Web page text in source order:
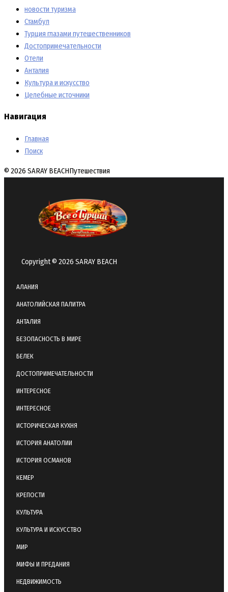
новости туризма
Стамбул
Турция глазами путешественников
Достопримечательности
Отели
Анталия
Культура и искусство
Целебные источники
Навигация
Главная
Поиск
© 2026 SARAY BEACHПутешествия
Copyright © 2026 SARAY BEACH
АЛАНИЯ
АНАТОЛИЙСКАЯ ПАЛИТРА
АНТАЛИЯ
БЕЗОПАСНОСТЬ В МИРЕ
БЕЛЕК
ДОСТОПРИМЕЧАТЕЛЬНОСТИ
ИНТЕРЕСНОЕ
ИНТЕРЕСНОЕ
ИСТОРИЧЕСКАЯ КУХНЯ
ИСТОРИЯ АНАТОЛИИ
ИСТОРИЯ ОСМАНОВ
КЕМЕР
КРЕПОСТИ
КУЛЬТУРА
КУЛЬТУРА И ИСКУССТВО
МИР
МИФЫ И ПРЕДАНИЯ
НЕДВИЖИМОСТЬ